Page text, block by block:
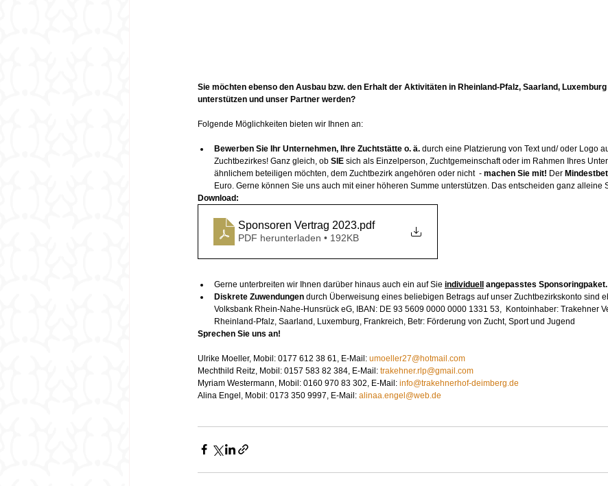
Sie möchten ebenso den Ausbau bzw. den Erhalt der Aktivitäten in Rheinland-Pfalz, Saarland,
unterstützen und unser Partner werden?
Folgende Möglichkeiten bieten wir Ihnen an:
Bewerben Sie Ihr Unternehmen, Ihre Zuchtstätte o. ä. durch eine Platzierung von Text und/ oder Logo
Zuchtbezirkes! Ganz gleich, ob SIE sich als Einzelperson, Zuchtgemeinschaft oder im Rahmen Ihres
ähnlichem beteiligen möchten, dem Zuchtbezirk angehören oder nicht  - machen Sie mit! Der
Euro. Gerne können Sie uns auch mit einer höheren Summe unterstützen. Das entscheiden ganz alleine
Download:
Sponsoren Vertrag 2023.pdf
PDF herunterladen • 192KB
Gerne unterbreiten wir Ihnen darüber hinaus auch ein auf Sie individuell
angepasstes Sponsoringpaket.
Diskrete Zuwendungen durch Überweisung eines beliebigen Betrags auf unser Zuchtbezirkskonto sind
Volksbank Rhein-Nahe-Hunsrück eG, IBAN: DE 93 5609 0000 0000 1331 53,  Kontoinhaber: Trakehner
Rheinland-Pfalz, Saarland, Luxemburg, Frankreich, Betr: Förderung von Zucht, Sport und Jugend
Sprechen Sie uns an!
Ulrike Moeller, Mobil: 0177 612 38 61, E-Mail: umoeller27@hotmail.com
Mechthild Reitz, Mobil: 0157 583 82 384, E-Mail: trakehner.rlp@gmail.com
Myriam Westermann, Mobil: 0160 970 83 302, E-Mail: info@trakehnerhof-deimberg.de
Alina Engel, Mobil: 0173 350 9997, E-Mail: alinaa.engel@web.de